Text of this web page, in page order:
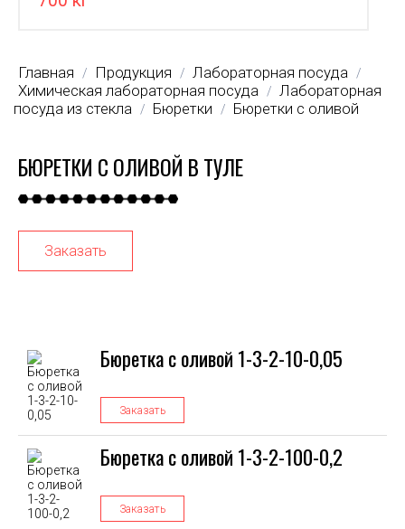
Главная / Продукция / Лабораторная посуда /
Химическая лабораторная посуда / Лабораторная
посуда из стекла / Бюретки / Бюретки с оливой
БЮРЕТКИ С ОЛИВОЙ В ТУЛЕ
Заказать
Бюретка с оливой 1-3-2-10-0,05
Заказать
Бюретка с оливой 1-3-2-100-0,2
Заказать